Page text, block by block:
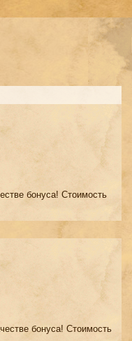
бонуса! Стоимость
бонуса! Стоимость